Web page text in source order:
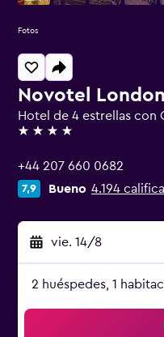
Novotel
Hotel de 4 estrellas con
4 estrellas
+44 207 660 0682
7,9 Bueno 4.194
vie. 14/8
2 huéspedes, 1
Fotos